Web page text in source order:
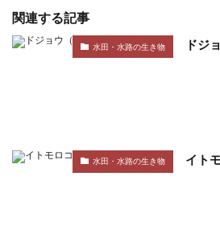
関連する記事
水田・水路の生き物 ドジ
水田・水路の生き物 イト